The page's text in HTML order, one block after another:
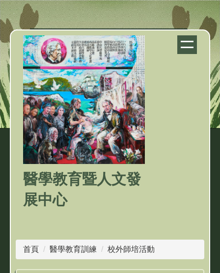
跳
到
主
要
內
容
區
塊
醫學教育暨人文發
展中心
首頁 醫學教育訓練 校外師培活動